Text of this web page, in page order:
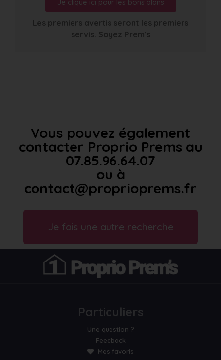
Je clique ici pour les bons plans
Les premiers avertis seront les premiers
servis. Soyez Prem’s
Vous pouvez également
contacter Proprio Prems au
07.85.96.64.07
ou à
contact@proprioprems.fr
Je fais une autre recherche
Particuliers
Une question ?
Feedback
Mes favoris